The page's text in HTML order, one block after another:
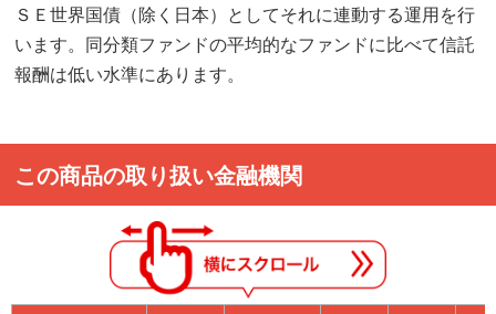
ＳＥ世界国債（除く日本）としてそれに連動する運用を行
います。同分類ファンドの平均的なファンドに比べて信託
報酬は低い水準にあります。
この商品の取り扱い金融機関